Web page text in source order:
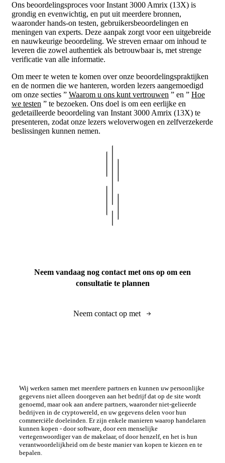
Ons beoordelingsproces voor Instant 3000 Amrix (13X) is
grondig en evenwichtig, en put uit meerdere bronnen,
waaronder hands-on testen, gebruikersbeoordelingen en
meningen van experts. Deze aanpak zorgt voor een uitgebreide
en nauwkeurige beoordeling. We streven ernaar om inhoud te
leveren die zowel authentiek als betrouwbaar is, met strenge
verificatie van alle informatie.
Om meer te weten te komen over onze beoordelingspraktijken
en de normen die we hanteren, worden lezers aangemoedigd
om onze secties ” Waarom u ons kunt vertrouwen ” en ” Hoe
we testen ” te bezoeken. Ons doel is om een eerlijke en
gedetailleerde beoordeling van Instant 3000 Amrix (13X) te
presenteren, zodat onze lezers weloverwogen en zelfverzekerde
beslissingen kunnen nemen.
Neem vandaag nog contact met ons op om een
consultatie te plannen
Neem contact op met
Wij werken samen met meerdere partners en kunnen uw persoonlijke
gegevens niet alleen doorgeven aan het bedrijf dat op de site wordt
genoemd, maar ook aan andere partners, waaronder niet-gelieerde
bedrijven in de cryptowereld, en uw gegevens delen voor hun
commerciële doeleinden. Er zijn enkele manieren waarop handelaren
kunnen kopen - door software, door een menselijke
vertegenwoordiger van de makelaar, of door henzelf, en het is hun
verantwoordelijkheid om de beste manier van kopen te kiezen en te
bepalen.